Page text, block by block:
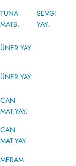
TUNA
MATB.
SEVGİ
YAY.
ÜNER YAY.
ÜNER YAY.
CAN
MAT.YAY.
CAN
MAT.YAY.
MERAM